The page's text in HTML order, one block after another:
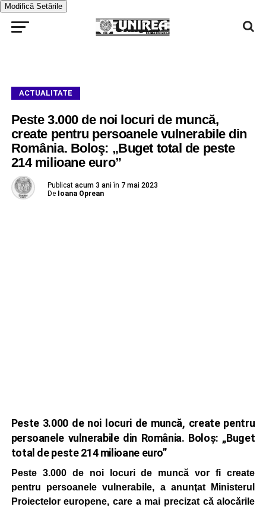
Modifică Setările
ACTUALITATE
Peste 3.000 de noi locuri de muncă,
create pentru persoanele vulnerabile din
România. Boloş: „Buget total de peste
214 milioane euro”
Publicat acum 3 ani în 7 mai 2023
De Ioana Oprean
Peste 3.000 de noi locuri de muncă, create pentru
persoanele vulnerabile din România. Boloş: „Buget
total de peste 214 milioane euro”
Peste 3.000 de noi locuri de muncă vor fi create
pentru persoanele vulnerabile, a anunţat Ministerul
Proiectelor europene, care a mai precizat că alocările